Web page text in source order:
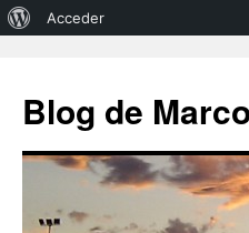
Acerca
Acceder
contenido
Blog de